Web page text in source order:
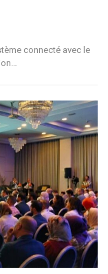
connecté avec le